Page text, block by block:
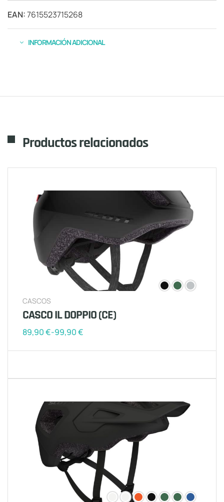
EAN:7615523715268
INFORMACIÓN ADICIONAL
Productos relacionados
CASCOS
CASCO IL DOPPIO (CE)
89,90€-99,90€